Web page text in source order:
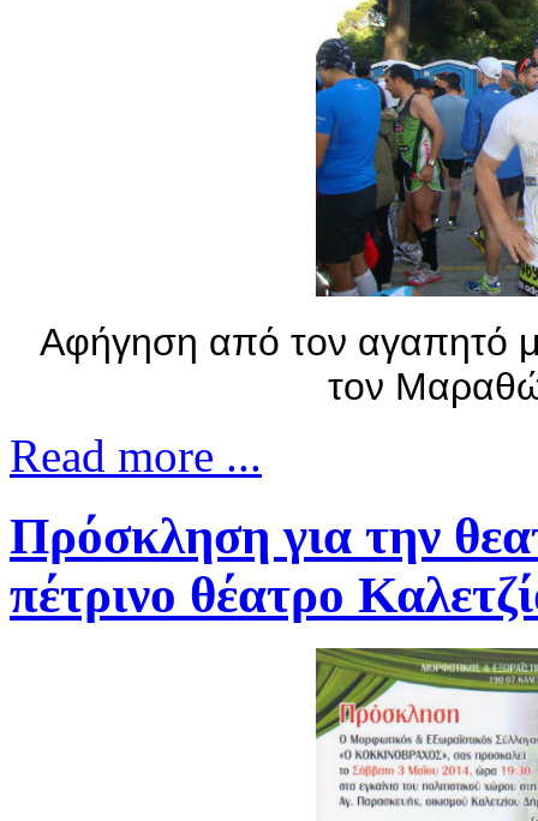
Αφήγηση από τον αγαπητό
τον
Read more ...
Πρόσκληση για την
πέτρινο θέατρο